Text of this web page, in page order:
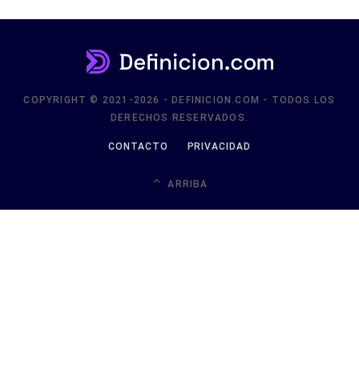
COPYRIGHT © 2021-2026 - DEFINICION.COM - TODOS LOS
DERECHOS RESERVADOS.
CONTACTO PRIVACIDAD
ARRIBA